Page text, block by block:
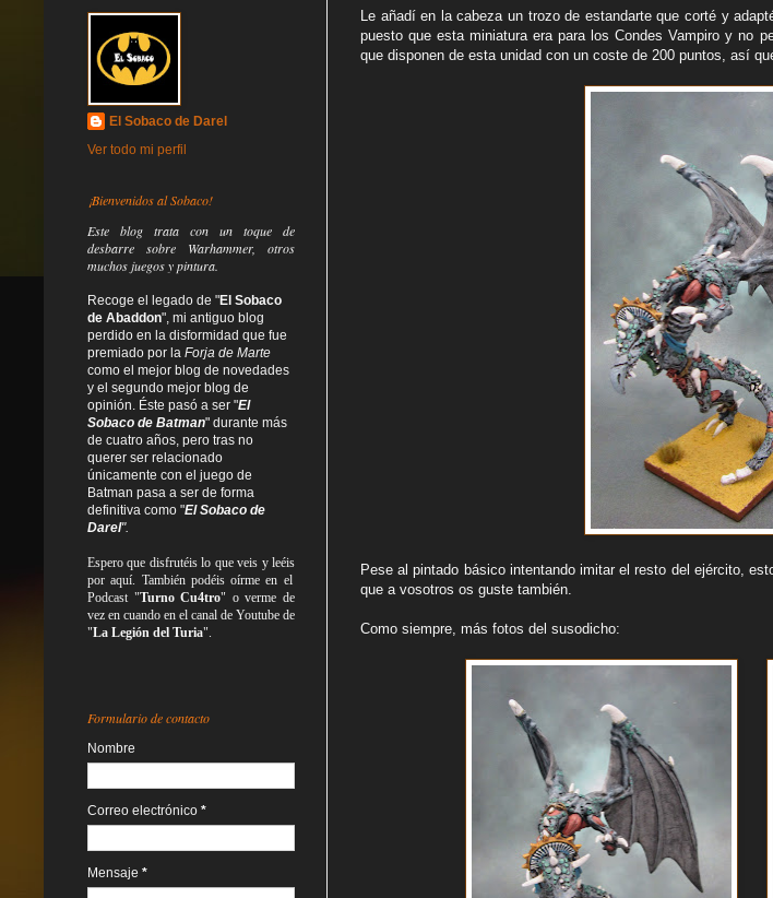
Le añadí en la cabeza un trozo de estandarte que corté y
puesto que esta miniatura era para los Condes Vampiro y no
que disponen de esta unidad con un coste de 200 puntos, así
Pese al pintado básico intentando imitar el resto del ejército,
que a vosotros os guste también.
Como siempre, más fotos del susodicho:
El Sobaco de Darel
Ver todo mi perfil
¡Bienvenidos al Sobaco!
Este blog trata con un toque de
desbarre sobre Warhammer, otros
muchos juegos y pintura.
Recoge el legado de "El Sobaco
de Abaddon", mi antiguo blog
perdido en la disformidad que fue
premiado por la Forja de Marte
como el mejor blog de novedades
y el segundo mejor blog de
opinión. Éste pasó a ser "El
Sobaco de Batman" durante más
de cuatro años, pero tras no
querer ser relacionado
únicamente con el juego de
Batman pasa a ser de forma
definitiva como "El Sobaco de
Darel".
Espero que disfrutéis lo queveis yleéis
por aquí. También podéis oírme en el
Podcast "Turno Cu4tro" o verme de
vez en cuando en el canal de Youtube de
"La Legión del Turia".
Formulario de contacto
Nombre
Correo electrónico *
Mensaje *